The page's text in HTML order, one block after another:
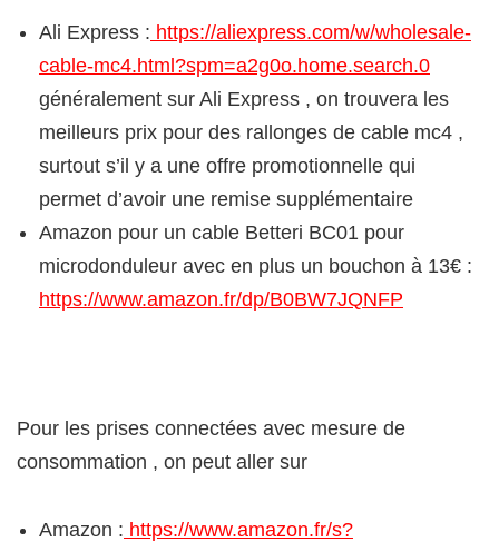
Ali Express : https://aliexpress.com/w/wholesale-
cable-mc4.html?spm=a2g0o.home.search.0
généralement sur Ali Express , on trouvera les
meilleurs prix pour des rallonges de cable mc4 ,
surtout s’il y a une offre promotionnelle qui
permet d’avoir une remise supplémentaire
Amazon pour un cable Betteri BC01 pour
microdonduleur avec en plus un bouchon à 13€ :
https://www.amazon.fr/dp/B0BW7JQNFP
Pour les prises connectées avec mesure de
consommation , on peut aller sur
Amazon : https://www.amazon.fr/s?